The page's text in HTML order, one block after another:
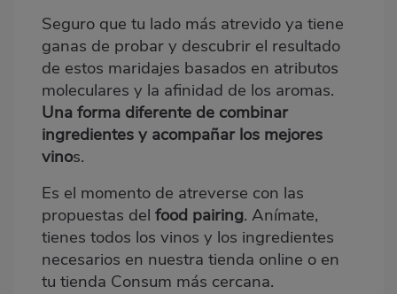
Seguro que tu lado más atrevido ya tiene
ganas de probar y descubrir el resultado
de estos maridajes basados en atributos
moleculares y la afinidad de los aromas.
Una forma diferente de combinar
ingredientes y acompañar los mejores
vinos.
Es el momento de atreverse con las
propuestas del food pairing. Anímate,
tienes todos los vinos y los ingredientes
necesarios en nuestra tienda online o en
tu tienda Consum más cercana.